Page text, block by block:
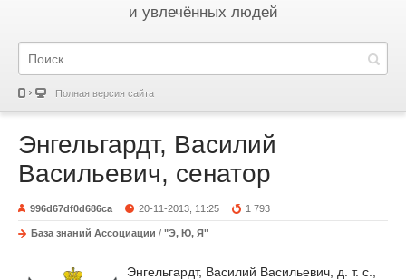
и увлечённых людей
Полная версия сайта
Энгельгардт, Василий
Васильевич, сенатор
996d67df0d686ca 20-11-2013, 11:25 1 793
База знаний Ассоциации / "Э, Ю, Я"
Энгельгардт, Василий Васильевич, д. т. с.,